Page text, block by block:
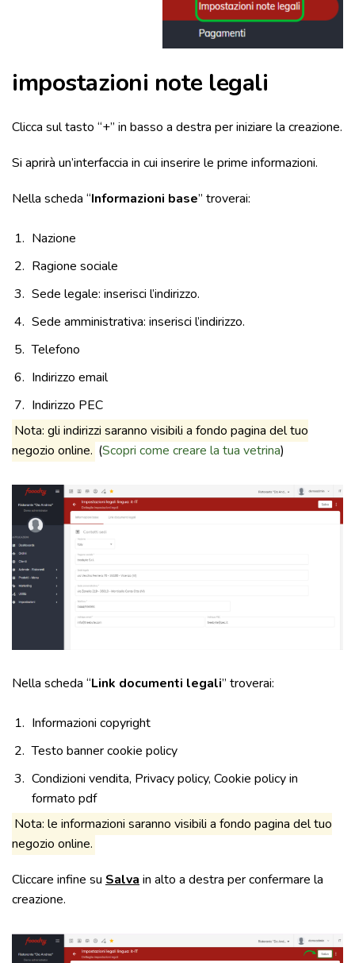
impostazioni note legali
Clicca sul tasto “+” in basso a destra per iniziare la creazione.
Si aprirà un’interfaccia in cui inserire le prime informazioni.
Nella scheda “Informazioni base” troverai:
Nazione
Ragione sociale
Sede legale: inserisci l’indirizzo.
Sede amministrativa: inserisci l’indirizzo.
Telefono
Indirizzo email
Indirizzo PEC
Nota: gli indirizzi saranno visibili a fondo pagina del tuo
negozio online. (Scopri come creare la tua vetrina)
Nella scheda “Link documenti legali” troverai:
Informazioni copyright
Testo banner cookie policy
Condizioni vendita, Privacy policy, Cookie policy in
formato pdf
Nota: le informazioni saranno visibili a fondo pagina del tuo
negozio online.
Cliccare infine su Salva in alto a destra per confermare la
creazione.